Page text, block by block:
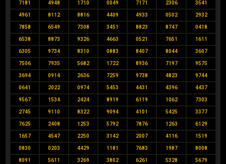
7181 4948 1710 0049 7171 2306 3541
4961 8112 8816 4409 4933 0502 2932
7858 6549 7308 3451 8823 8747 0418
6538 8873 9326 4663 0521 7651 1611
6305 9734 8310 0883 8407 8044 3607
7506 7935 5682 1722 8936 7197 9575
3694 0914 2636 7259 9738 4823 9744
0641 2022 0974 5453 4431 4396 4437
9567 1534 2424 8919 6119 1062 7303
2745 9110 8322 9094 4101 5425 3377
7625 2408 1253 5792 7876 1263 6129
1657 4547 2250 3142 2007 4116 1519
0830 0203 4429 1181 7683 1987 8008
8091 5611 3269 3802 6261 5328 5679